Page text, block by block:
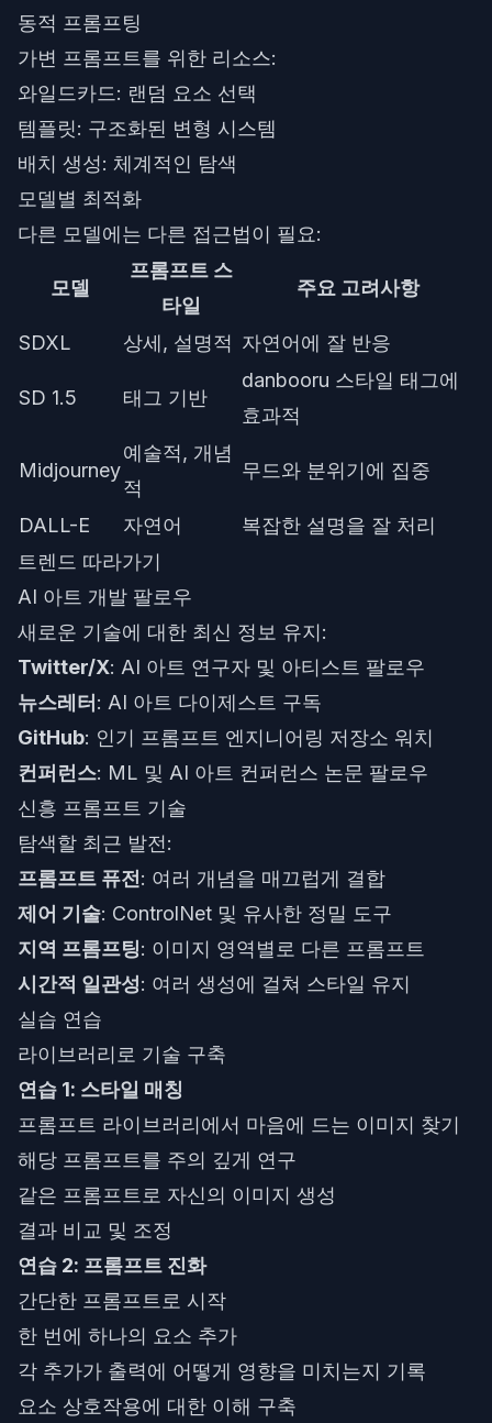
동적 프롬프팅
가변 프롬프트를 위한 리소스:
와일드카드: 랜덤 요소 선택
템플릿: 구조화된 변형 시스템
배치 생성: 체계적인 탐색
모델별 최적화
다른 모델에는 다른 접근법이 필요:
모델
프롬프트 스
타일
주요 고려사항
SDXL 상세, 설명적 자연어에 잘 반응
SD 1.5 태그 기반
danbooru 스타일 태그에
효과적
Midjourney
예술적, 개념
적
무드와 분위기에 집중
DALL-E 자연어
복잡한 설명을 잘 처리
트렌드 따라가기
AI 아트 개발 팔로우
새로운 기술에 대한 최신 정보 유지:
Twitter/X: AI 아트 연구자 및 아티스트 팔로우
뉴스레터 : AI 아트 다이제스트 구독
GitHub: 인기 프롬프트 엔지니어링 저장소 워치
컨퍼런스: ML 및 AI 아트 컨퍼런스 논문 팔로우
신흥 프롬프트 기술
탐색할 최근 발전:
프롬프트 퓨전 : 여러 개념을 매끄럽게 결합
제어 기술: ControlNet 및 유사한 정밀 도구
지역 프롬프팅: 이미지 영역별로 다른 프롬프트
시간적 일관성: 여러 생성에 걸쳐 스타일 유지
실습 연습
라이브러리로 기술 구축
연습 1: 스타일 매칭
프롬프트 라이브러리에서 마음에 드는 이미지 찾기
해당 프롬프트를 주의 깊게 연구
같은 프롬프트로 자신의 이미지 생성
결과 비교 및 조정
연습 2: 프롬프트 진화
간단한 프롬프트로 시작
한 번에 하나의 요소 추가
각 추가가 출력에 어떻게 영향을 미치는지 기록
요소 상호작용에 대한 이해 구축